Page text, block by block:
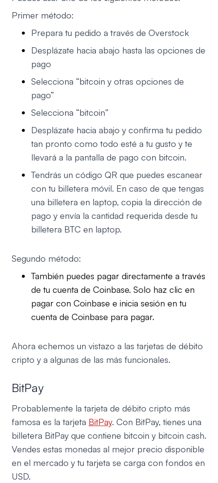
Primer método:
Prepara tu pedido a través de Overstock
Desplázate hacia abajo hasta las opciones de
pago
Selecciona “bitcoin y otras opciones de
pago”
Selecciona “bitcoin”
Desplázate hacia abajo y confirma tu pedido
tan pronto como todo esté a tu gusto y te
llevará a la pantalla de pago con bitcoin.
Tendrás un código QR que puedes escanear
con tu billetera móvil. En caso de que tengas
una billetera en laptop, copia la dirección de
pago y envía la cantidad requerida desde tu
billetera BTC en laptop.
Segundo método:
También puedes pagar directamente a través
de tu cuenta de Coinbase. Solo haz clic en
pagar con Coinbase e inicia sesión en tu
cuenta de Coinbase para pagar.
Ahora echemos un vistazo a las tarjetas de débito
cripto y a algunas de las más funcionales.
BitPay
Probablemente la tarjeta de débito cripto más
famosa es la tarjeta BitPay. Con BitPay, tienes una
billetera BitPay que contiene bitcoin y bitcoin cash.
Vendes estas monedas al mejor precio disponible
en el mercado y tu tarjeta se carga con fondos en
USD.